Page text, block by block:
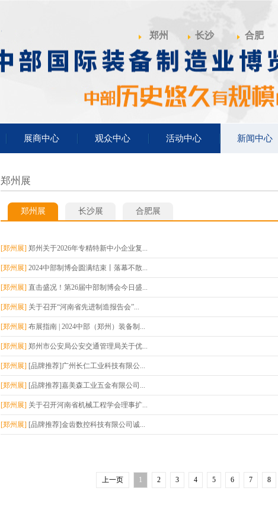
郑州 长沙 合肥
展商中心 观众中心 活动中心 新闻中心
郑州展
郑州展 长沙展 合肥展
[郑州展] 郑州关于2026年专精特新中小企业复...
[郑州展] 2024中部制博会圆满结束丨落幕不散...
[郑州展] 直击盛况！第26届中部制博会今日盛...
[郑州展] 关于召开“河南省先进制造报告会”...
[郑州展] 布展指南 | 2024中部（郑州）装备制...
[郑州展] 郑州市公安局公安交通管理局关于优...
[郑州展] [品牌推荐]广州长仁工业科技有限公...
[郑州展] [品牌推荐]嘉美森工业五金有限公司...
[郑州展] 关于召开河南省机械工程学会理事扩...
[郑州展] [品牌推荐]金齿数控科技有限公司诚...
上一页 1 2 3 4 5 6 7 8